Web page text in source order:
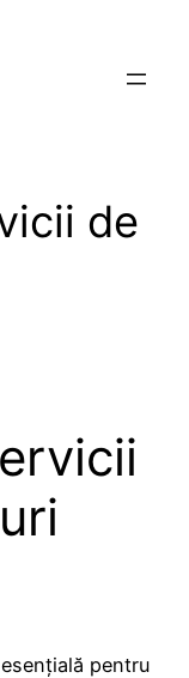
de
pentru